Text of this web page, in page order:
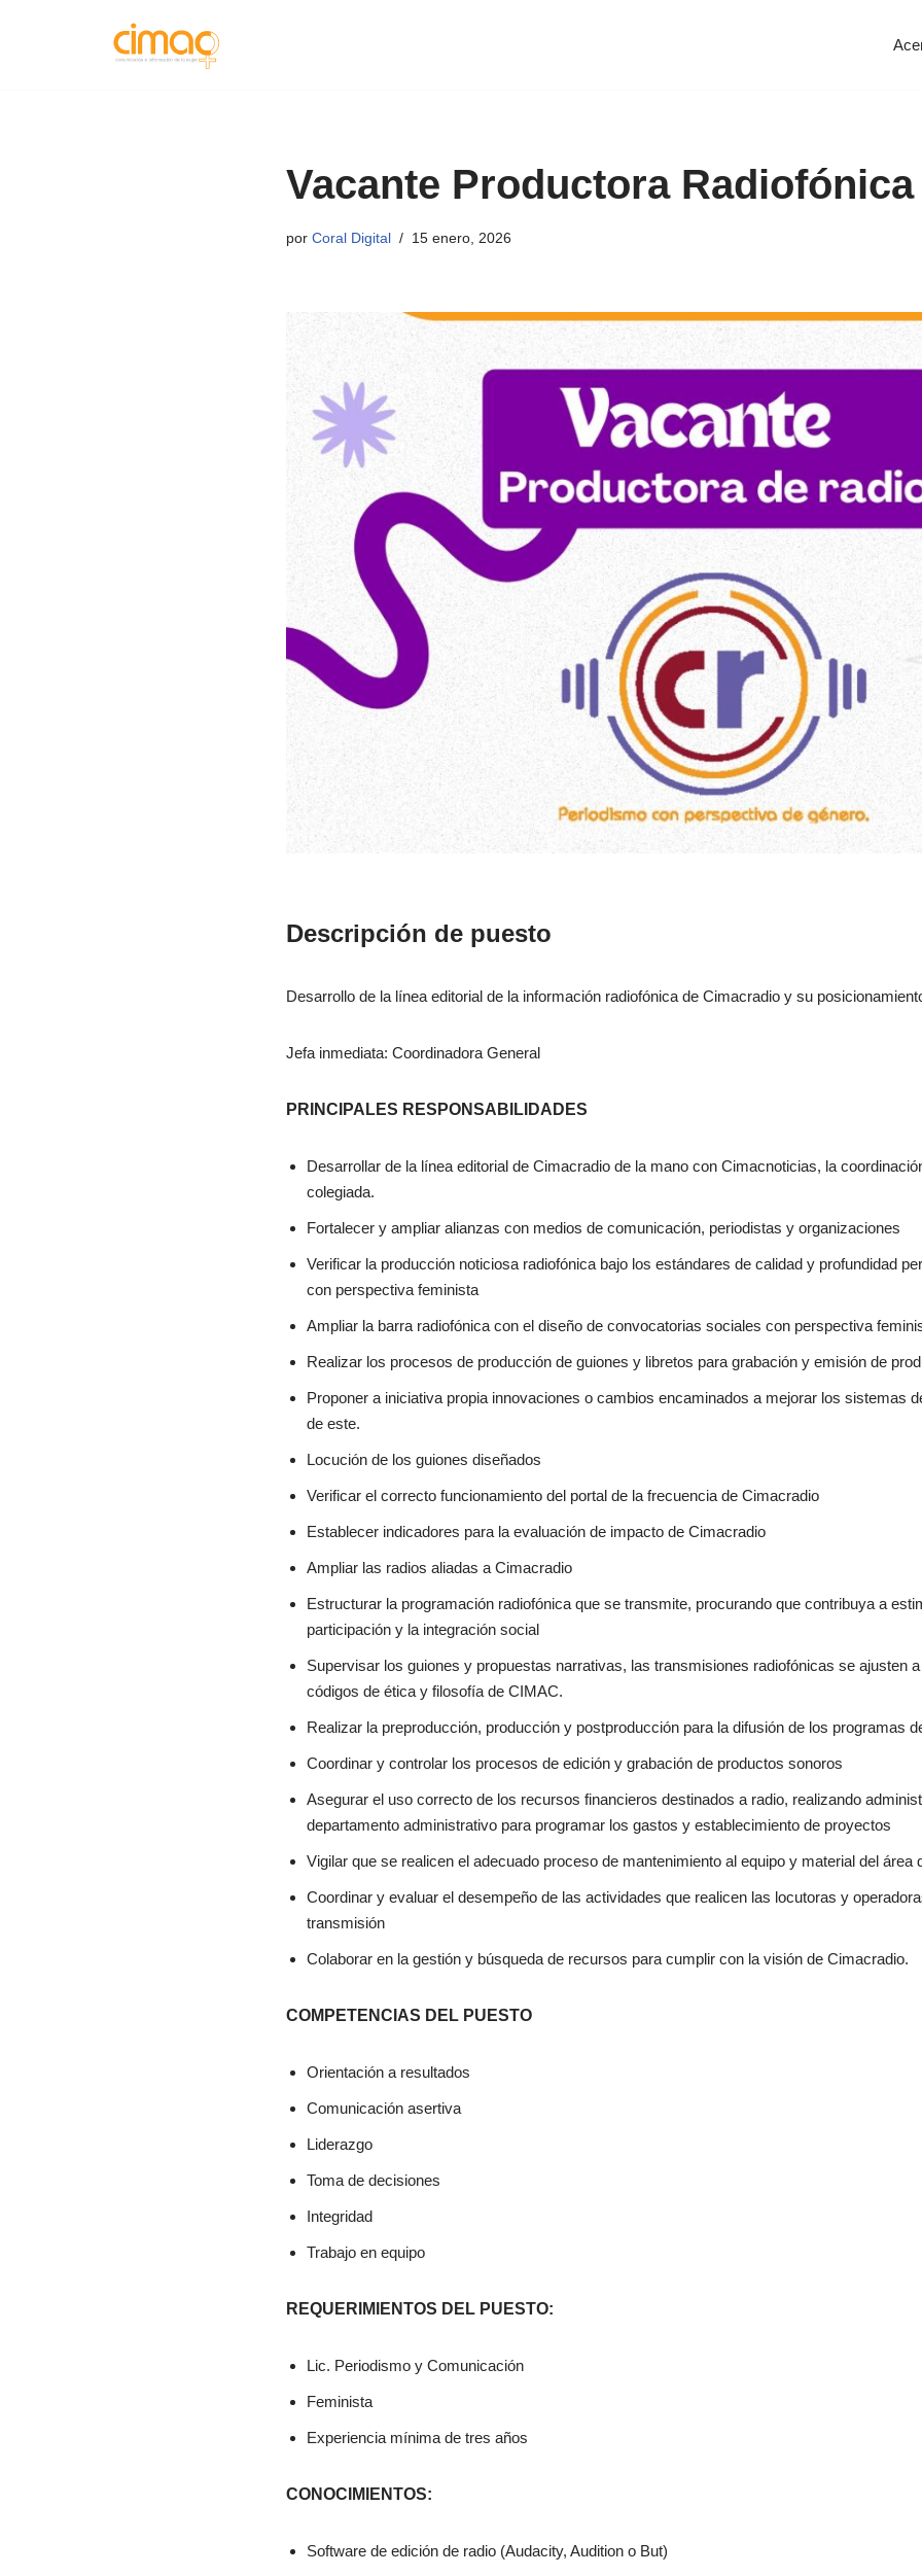
Vacante Productora Radiofónica
por Coral Digital 15 enero, 2026
Descripción de puesto
Desarrollo de la línea editorial de la información radiofónica de Cimacradio y su
Jefa inmediata: Coordinadora General
PRINCIPALES RESPONSABILIDADES
Desarrollar de la línea editorial de Cimacradio de la mano con Cimacnoticias, la
colegiada.
Fortalecer y ampliar alianzas con medios de comunicación, periodistas y organizaciones
Verificar la producción noticiosa radiofónica bajo los estándares de calidad y profundidad
con perspectiva feminista
Ampliar la barra radiofónica con el diseño de convocatorias sociales con perspectiva
Realizar los procesos de producción de guiones y libretos para grabación y emisión de
Proponer a iniciativa propia innovaciones o cambios encaminados a mejorar los sistemas
de este.
Locución de los guiones diseñados
Verificar el correcto funcionamiento del portal de la frecuencia de Cimacradio
Establecer indicadores para la evaluación de impacto de Cimacradio
Ampliar las radios aliadas a Cimacradio
Estructurar la programación radiofónica que se transmite, procurando que contribuya a
participación y la integración social
Supervisar los guiones y propuestas narrativas, las transmisiones radiofónicas se ajusten
códigos de ética y filosofía de CIMAC.
Realizar la preproducción, producción y postproducción para la difusión de los programas
Coordinar y controlar los procesos de edición y grabación de productos sonoros
Asegurar el uso correcto de los recursos financieros destinados a radio, realizando
departamento administrativo para programar los gastos y establecimiento de proyectos
Vigilar que se realicen el adecuado proceso de mantenimiento al equipo y material del área
Coordinar y evaluar el desempeño de las actividades que realicen las locutoras y
transmisión
Colaborar en la gestión y búsqueda de recursos para cumplir con la visión de Cimacradio.
COMPETENCIAS DEL PUESTO
Orientación a resultados
Comunicación asertiva
Liderazgo
Toma de decisiones
Integridad
Trabajo en equipo
REQUERIMIENTOS DEL PUESTO:
Lic. Periodismo y Comunicación
Feminista
Experiencia mínima de tres años
CONOCIMIENTOS:
Software de edición de radio (Audacity, Audition o But)